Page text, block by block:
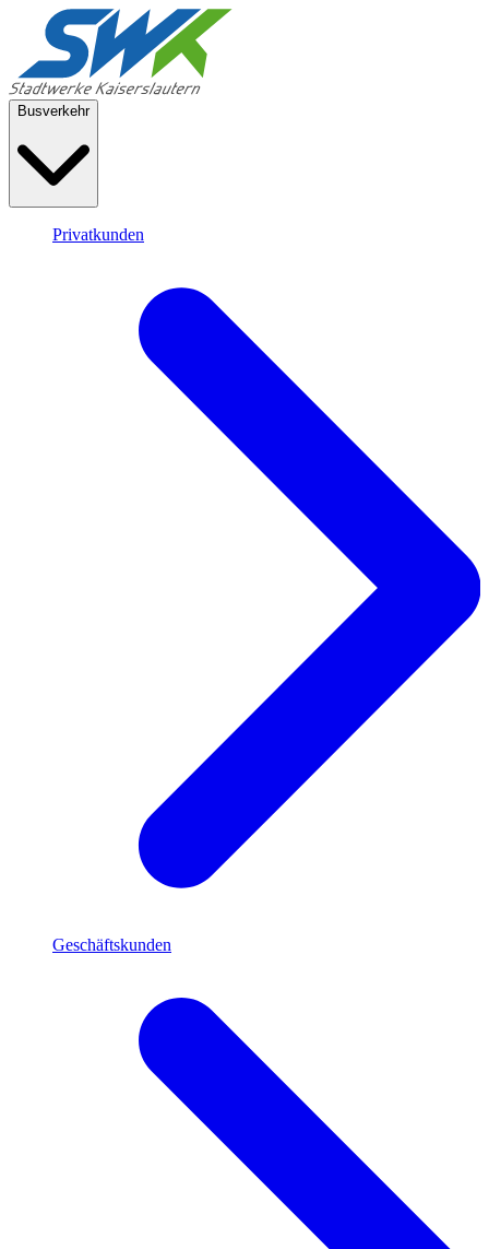
Busverkehr
Privatkunden
Geschäftskunden